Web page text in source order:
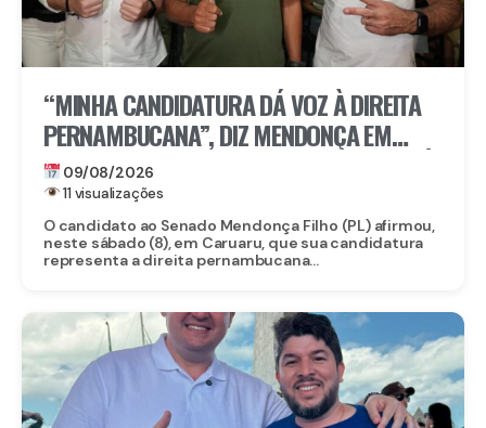
“MINHA CANDIDATURA DÁ VOZ À DIREITA
PERNAMBUCANA”, DIZ MENDONÇA EM
LANÇAMENTO DA CANDIDATURA DE RAFFIÊ,
EM CARUARU
09/08/2026
11 visualizações
O candidato ao Senado Mendonça Filho (PL) afirmou,
neste sábado (8), em Caruaru, que sua candidatura
representa a direita pernambucana...